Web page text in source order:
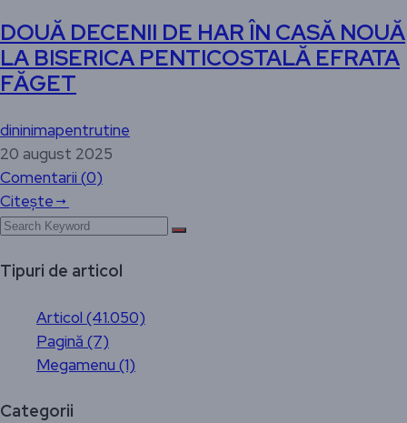
DOUĂ DECENII DE HAR ÎN CASĂ NOUĂ
LA BISERICA PENTICOSTALĂ EFRATA
FĂGET
dininimapentrutine
20 august 2025
Comentarii (0)
Citește
Tipuri de articol
Articol (41.050)
Pagină (7)
Megamenu (1)
Categorii